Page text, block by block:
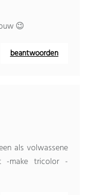
😉
beantwoorden
als volwassene
-make tricolor -